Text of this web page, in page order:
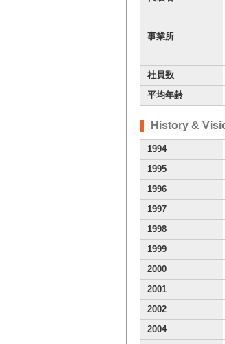
事業所
社員数
平均年齢
History &
1994
1995
1996
1997
1998
1999
2000
2001
2002
2004